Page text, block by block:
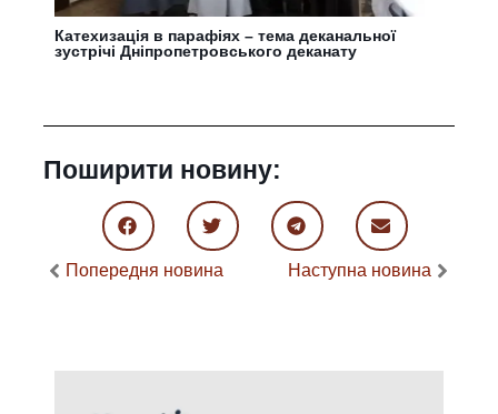
Катехизація в парафіях – тема деканальної
зустрічі Дніпропетровського деканату
Поширити новину:
Попередня новина Наступна новина